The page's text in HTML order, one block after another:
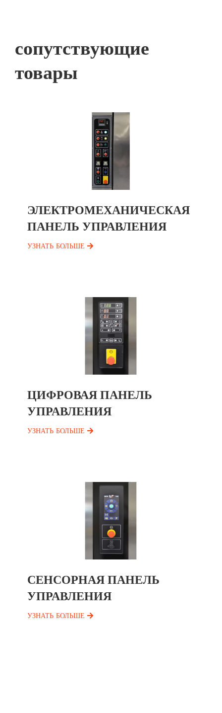
сопутствующие
товары
ЭЛЕКТРОМЕХАНИЧЕСКАЯ
ПАНЕЛЬ УПРАВЛЕНИЯ
УЗНАТЬ БОЛЬШЕ
ЦИФРОВАЯ ПАНЕЛЬ
УПРАВЛЕНИЯ
УЗНАТЬ БОЛЬШЕ
СЕНСОРНАЯ ПАНЕЛЬ
УПРАВЛЕНИЯ
УЗНАТЬ БОЛЬШЕ